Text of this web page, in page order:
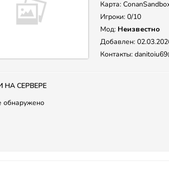
Карта:
Игроки: 0/10
Мод: Неизвестно
Добавлен:
Контакты:
на сервере
обнаружено